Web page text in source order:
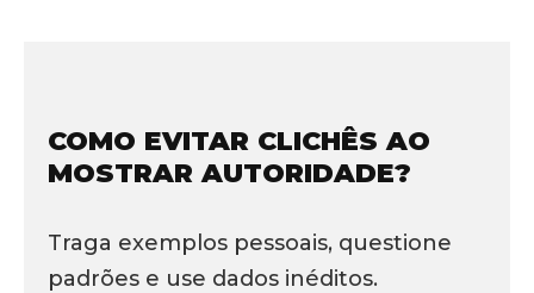
COMO EVITAR CLICHÊS AO
MOSTRAR AUTORIDADE?
Traga exemplos pessoais, questione
padrões e use dados inéditos.